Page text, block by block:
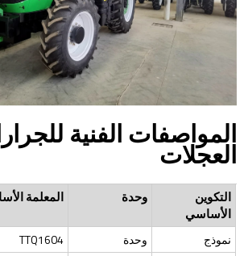
العجلات
التكوين
الأساسي
وحدة المعلمة
نموذج وحدة TTQ1604